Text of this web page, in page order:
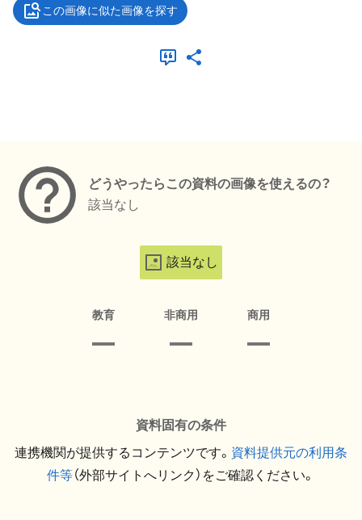
この画像に似た画像を探す
どうやったらこの資料の画像を使えるの？
該当なし
該当なし
教育 非商用 商用
資料固有の条件
連携機関が提供するコンテンツです。 資料提供元の利用条
件等（外部サイトへリンク）をご確認ください。